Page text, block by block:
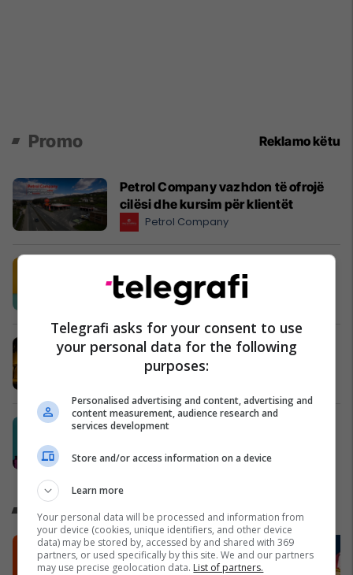
Promo Reklamo këtu
Petrol Company vazhdon të ofrojë
cilësi dhe kursim për klientët
Petrol Company
arritur: Lime & Jalapeño.
Popeyes
Me VIPA, çdo ndeshje shijohet
ndryshe
Swinto – Financimi digjital në pak
Swinto
Kampionati Botëror 2026
Telegrafi asks for your consent to use
your personal data for the following
purposes:
Personalised advertising and content, advertising and
content measurement, audience research and
services development
Store and/or access information on a device
Learn more
Your personal data will be processed and information from
your device (cookies, unique identifiers, and other device
data) may be stored by, accessed by and shared with 369
partners, or used specifically by this site. We and our partners
may use precise geolocation data. List of partners.